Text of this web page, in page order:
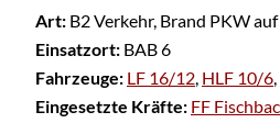
Art: B2 Verkehr, Brand PKW
Einsatzort: BAB 6
Fahrzeuge: LF 16/12, HLF 10/6,
Eingesetzte Kräfte: FF